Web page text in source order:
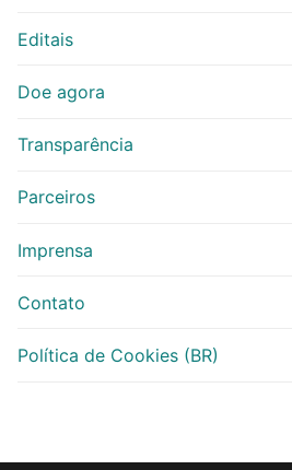
Editais
Doe agora
Transparência
Parceiros
Imprensa
Contato
Política de Cookies (BR)